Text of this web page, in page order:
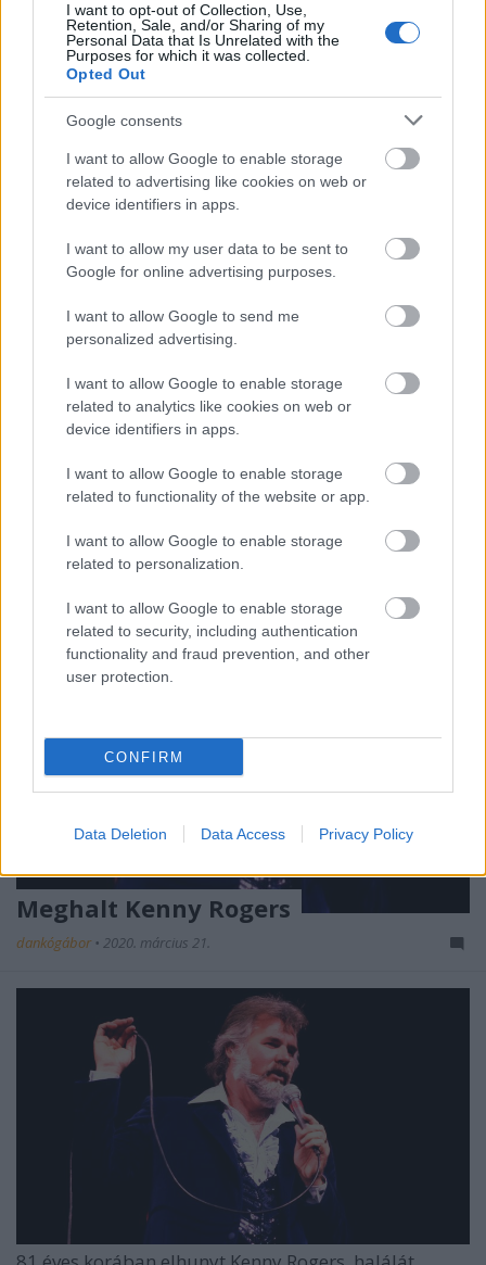
I want to opt-out of Collection, Use,
Retention, Sale, and/or Sharing of my
Personal Data that Is Unrelated with the
Purposes for which it was collected.
Opted Out
Google consents
I want to allow Google to enable storage
related to advertising like cookies on web or
device identifiers in apps.
I want to allow my user data to be sent to
Google for online advertising purposes.
I want to allow Google to send me
personalized advertising.
I want to allow Google to enable storage
related to analytics like cookies on web or
device identifiers in apps.
I want to allow Google to enable storage
related to functionality of the website or app.
I want to allow Google to enable storage
related to personalization.
I want to allow Google to enable storage
related to security, including authentication
functionality and fraud prevention, and other
user protection.
CONFIRM
Data Deletion Data Access Privacy Policy
Ilyen volt a Tankcsapda a debreceni
tévéből
dankógábor•2020. március 21.
Tankcsapda sem turnézhat. Péntek este
Eindhovenben kellett volna az eredeti tervek szerint
Meghalt Kenny Rogers
dankógábor • 2020. március 21.